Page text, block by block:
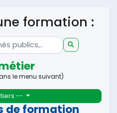
formation :
le menu suivant)
--
de formation